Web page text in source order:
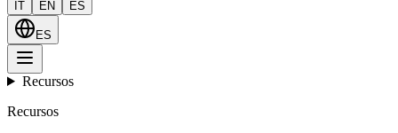
IT EN ES
ES
Recursos
Recursos